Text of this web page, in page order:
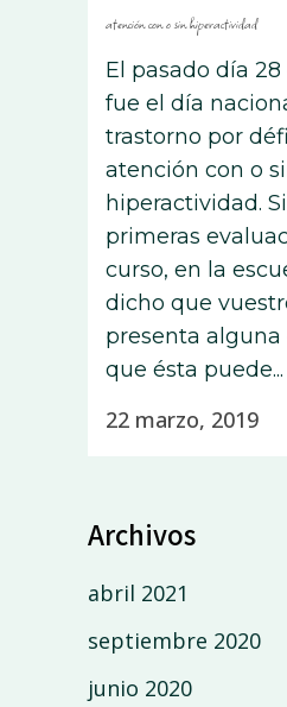
atención con o sin hiperactividad
El pasado día
fue el día
trastorno por
atención con o
hiperactividad.
primeras
curso, en la
dicho que
presenta
que ésta puede...
22 marzo, 2019
Archivos
abril 2021
septiembre 2020
junio 2020